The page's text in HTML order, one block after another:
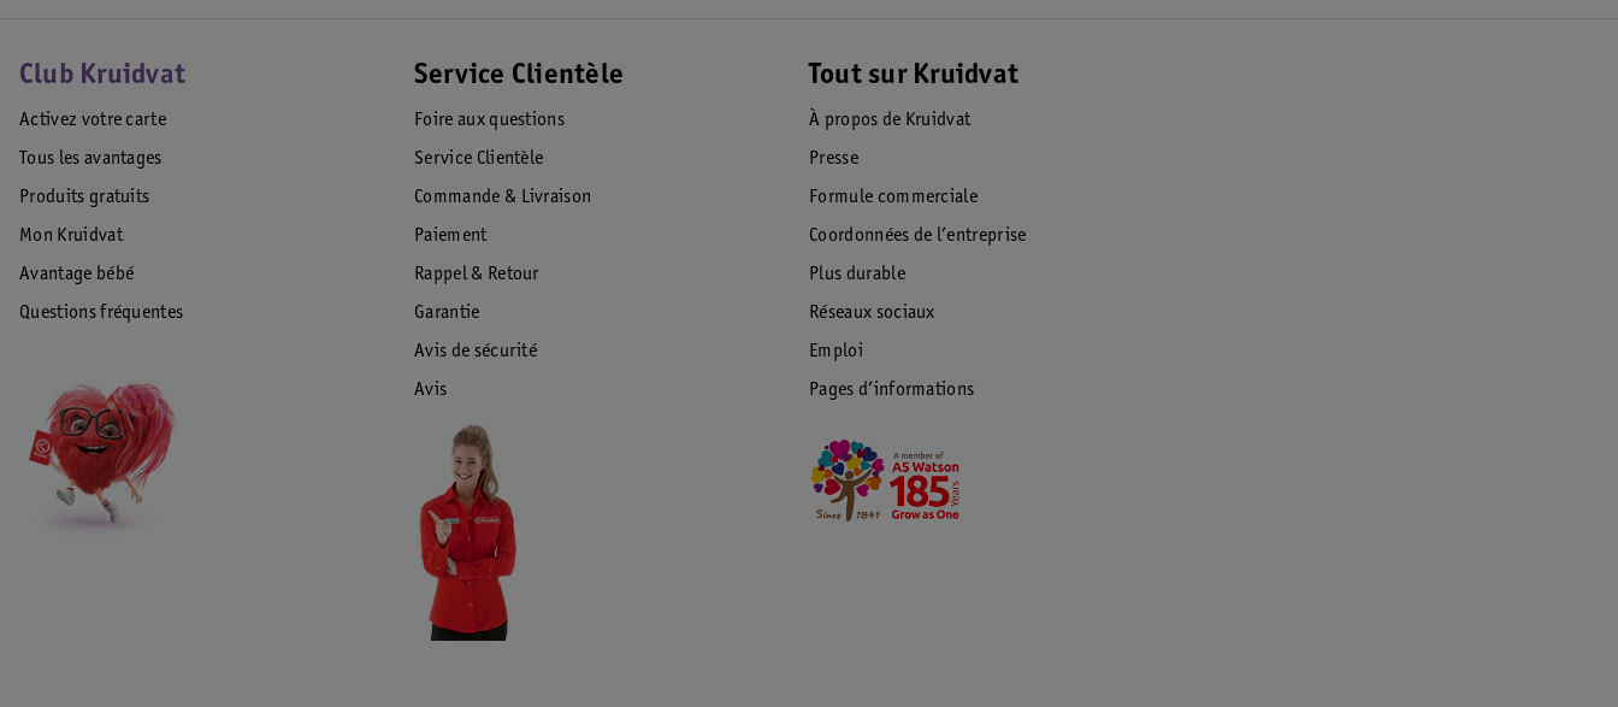
Club Kruidvat
Activez votre carte
Tous les avantages
Produits gratuits
Mon Kruidvat
Avantage bébé
Questions fréquentes
Service Clientèle
Foire aux questions
Service Clientèle
Commande & Livraison
Paiement
Rappel & Retour
Garantie
Avis de sécurité
Avis
Tout sur Kruidvat
À propos de Kruidvat
Presse
Formule commerciale
Coordonnées de l’entreprise
Plus durable
Réseaux sociaux
Emploi
Pages d’informations